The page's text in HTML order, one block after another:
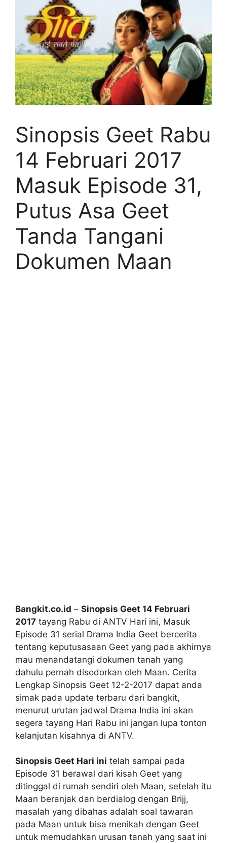
Sinopsis Geet Rabu
14 Februari 2017
Masuk Episode 31,
Putus Asa Geet
Tanda Tangani
Dokumen Maan
Bangkit.co.id – Sinopsis Geet 14 Februari
2017 tayang Rabu di ANTV Hari ini, Masuk
Episode 31 serial Drama India Geet bercerita
tentang keputusasaan Geet yang pada akhirnya
mau menandatangi dokumen tanah yang
dahulu pernah disodorkan oleh Maan. Cerita
Lengkap Sinopsis Geet 12-2-2017 dapat anda
simak pada update terbaru dari bangkit,
menurut urutan jadwal Drama India ini akan
segera tayang Hari Rabu ini jangan lupa tonton
kelanjutan kisahnya di ANTV.
Sinopsis Geet Hari ini telah sampai pada
Episode 31 berawal dari kisah Geet yang
ditinggal di rumah sendiri oleh Maan, setelah itu
Maan beranjak dan berdialog dengan Brijj,
masalah yang dibahas adalah soal tawaran
pada Maan untuk bisa menikah dengan Geet
untuk memudahkan urusan tanah yang saat ini